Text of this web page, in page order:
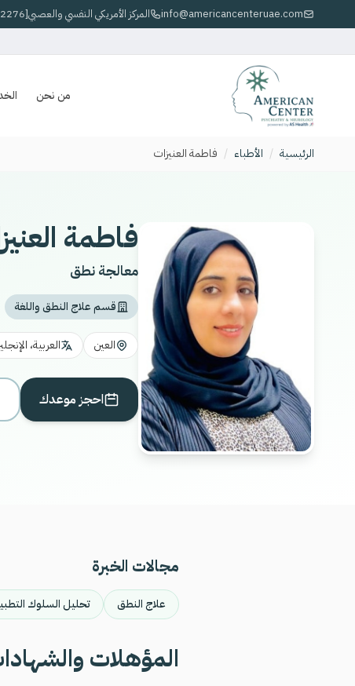
info@americancenteruae.com 800 المركز الأمريكي النفسي والعصبي[2276]
من نحن
الرئيسية / الأطباء / فاطمة العنيزات
فاطمة
معالجة نطق
قسم علاج النطق واللغة
العين العربية،
احجز موعدك
مجالات الخبرة
علاج النطق تحليل السلوك
المؤهلات